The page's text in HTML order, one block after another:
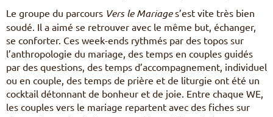
Le groupe du parcours Vers le Mariages’est vite très bien
soudé. Il a aimé se retrouver avec le même but, échanger,
se conforter. Ces week-ends rythmés par des topos sur
l’anthropologie du mariage, des temps en couples guidés
par des questions, des temps d’accompagnement, individuel
ou en couple, des temps de prière et de liturgie ont été un
cocktail détonnant de bonheur et de joie. Entre chaque WE,
les couples vers le mariage repartent avec des fiches sur